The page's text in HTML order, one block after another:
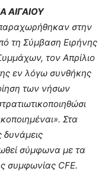
ΑΙΓΑΙΟΥ
στην
τη Σύμβαση Ειρήνης
τον Απρίλιο
εν λόγω συνθήκης
των νήσων
Στα
δυνάμεις
σύμφωνα με τα
συμφωνίας CFE.